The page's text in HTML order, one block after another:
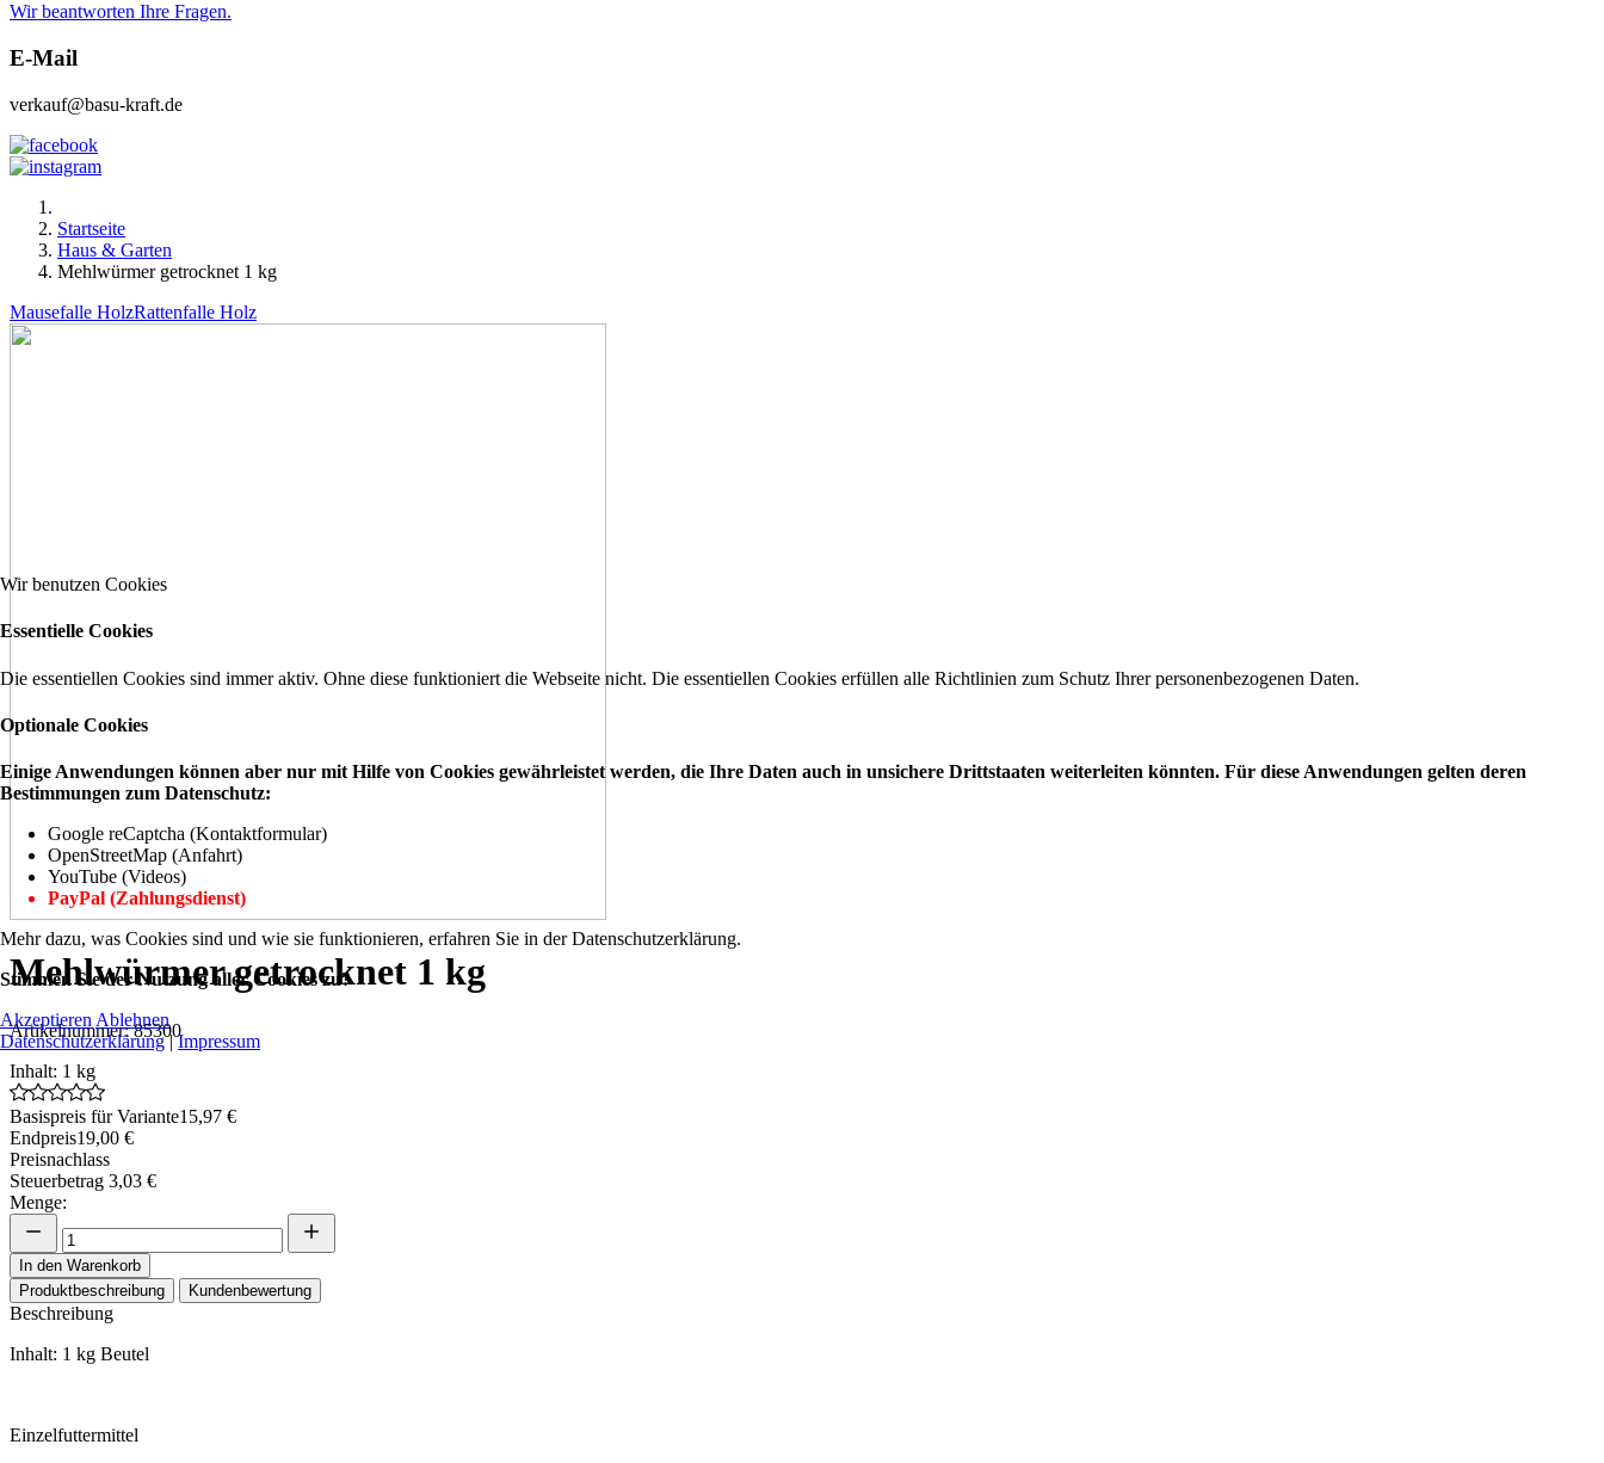
Wir beantworten Ihre Fragen.
E-Mail
verkauf@basu-kraft.de
Startseite
Haus & Garten
Mehlwürmer getrocknet 1 kg
Mausefalle HolzRattenfalle Holz
Mehlwürmer getrocknet 1 kg
Artikelnummer: 85300
Inhalt: 1 kg
Basispreis für Variante15,97 €
Endpreis19,00 €
Preisnachlass
Steuerbetrag 3,03 €
Menge:
In den Warenkorb
Produktbeschreibung
Kundenbewertung
Beschreibung
Inhalt: 1 kg Beutel
Einzelfuttermittel
Wir benutzen Cookies
Essentielle Cookies
Die essentiellen Cookies sind immer aktiv. Ohne diese funktioniert die Webseite nicht. Die essentiellen Cookies erfüllen alle Richtlinien zum Schutz Ihrer personenbezogenen Daten.
Optionale Cookies
Einige Anwendungen können aber nur mit Hilfe von Cookies gewährleistet werden, die Ihre Daten auch in unsichere Drittstaaten weiterleiten könnten. Für diese Anwendungen gelten deren
Bestimmungen zum Datenschutz:
Google reCaptcha (Kontaktformular)
OpenStreetMap (Anfahrt)
YouTube (Videos)
PayPal (Zahlungsdienst)
Mehr dazu, was Cookies sind und wie sie funktionieren, erfahren Sie in der Datenschutzerklärung.
Stimmen Sie der Nutzung aller Cookies zu?
Akzeptieren Ablehnen
Datenschutzerklärung|Impressum